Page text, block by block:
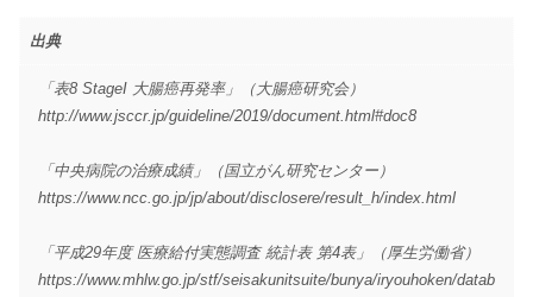
出典
「表8 StageI 大腸癌再発率」（大腸癌研究会）
http://www.jsccr.jp/guideline/2019/document.html#doc8
「中央病院の治療成績」（国立がん研究センター）
https://www.ncc.go.jp/jp/about/disclosere/result_h/index.html
「平成29年度 医療給付実態調査 統計表 第4表」（厚生労働省）
https://www.mhlw.go.jp/stf/seisakunitsuite/bunya/iryouhoken/datab